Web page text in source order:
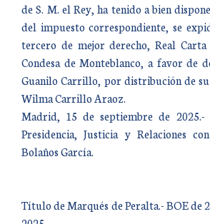
de S. M. el Rey, ha tenido a bien
del impuesto correspondiente, se
tercero de mejor derecho, Real Carta
Condesa de Monteblanco, a favor de
Guanilo Carrillo, por distribución de
Wilma Carrillo Araoz.
Madrid, 15 de septiembre de
Presidencia, Justicia y Relaciones
Bolaños García.
Título de Marqués de Peralta.- BOE de